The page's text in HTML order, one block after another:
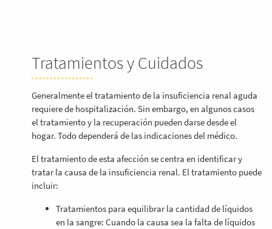
Tratamientos y Cuidados
Generalmente el tratamiento de la insuficiencia renal aguda
requiere de hospitalización. Sin embargo, en algunos casos
el tratamiento y la recuperación pueden darse desde el
hogar. Todo dependerá de las indicaciones del médico.
El tratamiento de esta afección se centra en identificar y
tratar la causa de la insuficiencia renal. El tratamiento puede
incluir:
Tratamientos para equilibrar la cantidad de líquidos
en la sangre: Cuando la causa sea la falta de líquidos